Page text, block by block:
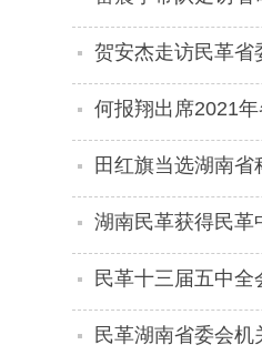
贺安杰走访民革省
何报翔出席2021
专题汇报会
田红旗当选湖南
湖南民革获得民革
民革十三届五中全
民革湖南省委会